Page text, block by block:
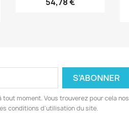
tout moment. Vous trouverez pour cela nos
conditions d'utilisation du site.